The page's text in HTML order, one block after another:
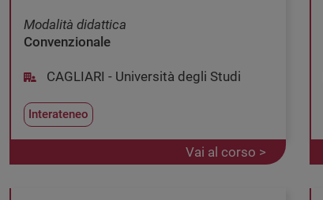
Modalità didattica
Convenzionale
CAGLIARI - Università degli Studi
Interateneo
Vai al corso >